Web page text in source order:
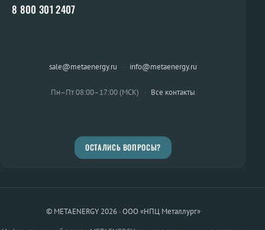
8 800 301 2407
sale@metaenergy.ru · info@metaenergy.ru
Пн–Пт 08:00–17:00 (МСК) · Все контакты
ОСТАЛИСЬ ВОПРОСЫ?
© METAENERGY 2026 · ООО «НПЦ Металлург»